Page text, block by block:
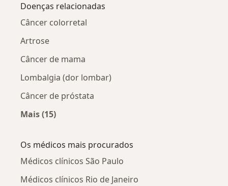
Doenças relacionadas
Câncer colorretal
Artrose
Câncer de mama
Lombalgia (dor lombar)
Câncer de próstata
Mais (15)
Os médicos mais procurados
Médicos clínicos São Paulo
Médicos clínicos Rio de Janeiro